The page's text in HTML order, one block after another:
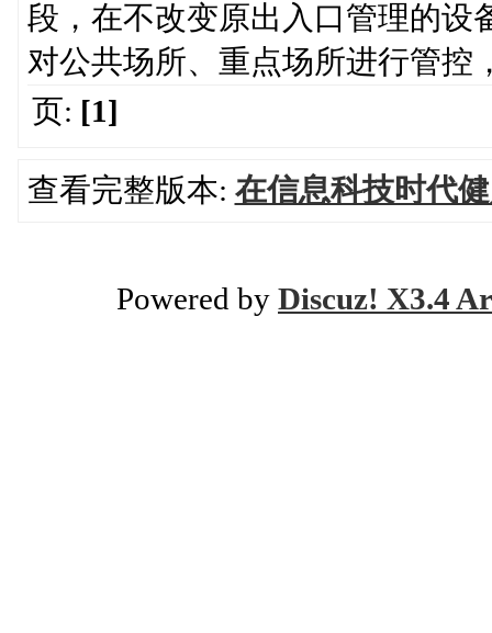
段，在不改变原出入口管理的设
对公共场所、重点场所进行管控
页: [1]
查看完整版本: 在信息科技时代
Powered by Discuz! X3.4